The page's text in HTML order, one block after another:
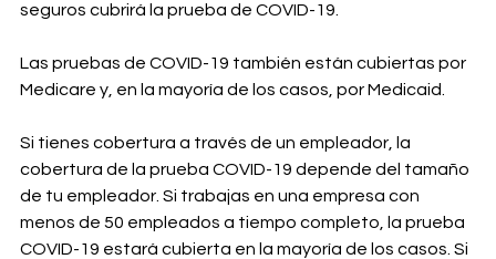
seguros cubrirá la prueba de COVID-19.
Las pruebas de COVID-19 también están cubiertas por
Medicare y, en la mayoría de los casos, por Medicaid.
Si tienes cobertura a través de un empleador, la
cobertura de la prueba COVID-19 depende del tamaño
de tu empleador. Si trabajas en una empresa con
menos de 50 empleados a tiempo completo, la prueba
COVID-19 estará cubierta en la mayoría de los casos. Si